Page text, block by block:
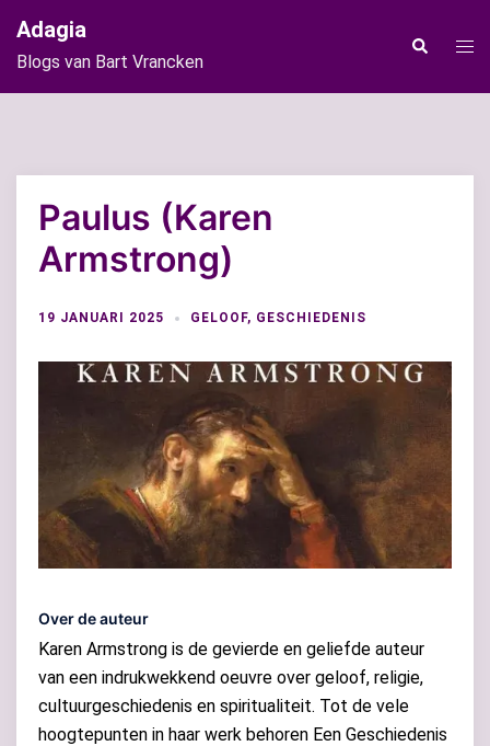
naar
de
inhoud
Adagia
Blogs van Bart Vrancken
Zoeken
Paulus (Karen
Armstrong)
19 JANUARI 2025 GELOOF, GESCHIEDENIS
Over de auteur
Karen Armstrong is de gevierde en geliefde auteur
van een indrukwekkend oeuvre over geloof, religie,
cultuurgeschiedenis en spiritualiteit. Tot de vele
hoogtepunten in haar werk behoren Een Geschiedenis